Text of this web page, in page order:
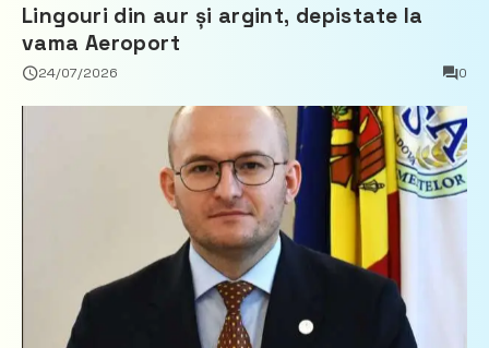
Lingouri din aur și argint, depistate la
vama Aeroport
24/07/2026 0